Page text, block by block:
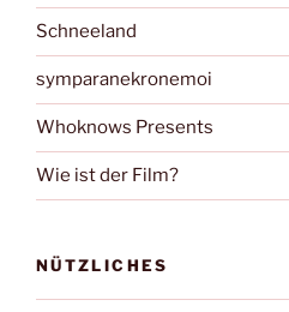
Schneeland
symparanekronemoi
Whoknows Presents
Wie ist der Film?
NÜTZLICHES